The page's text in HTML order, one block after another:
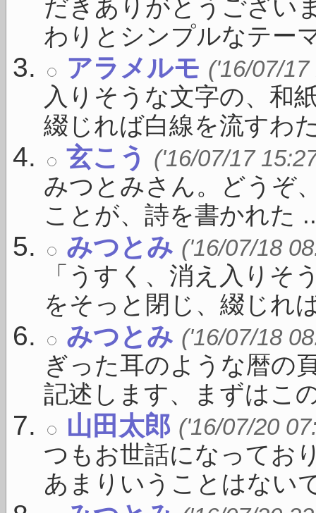
だきありがとうござい
わりとシンプルなテー
アラメルモ ('16/07/
入りそうな文字の、和
綴じれば白線を流すわ
玄こう ('16/07/17
みつとみさん。どう
ことが、詩を書かれた
みつとみ ('16/07/18
「うすく、消え入りそ
をそっと閉じ、綴じれ
みつとみ ('16/07/18
ぎった耳のような暦の
記述します、まずはこ
山田太郎 ('16/07/20
つもお世話になってお
あまりいうことはない